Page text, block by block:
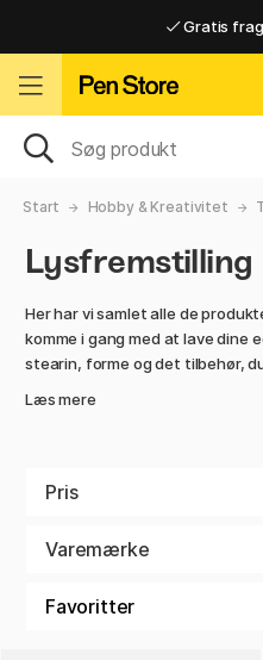
Gratis
Hurtigt til
Hurtigt til
Start Hobby & Kreativitet
Lysfremstilling
Her har vi samlet alle de
komme i gang med at lave dine
stearin, forme og det tilbehør,
stearinvoksen - eller lad det
Læs mere
Pris
Varemærke